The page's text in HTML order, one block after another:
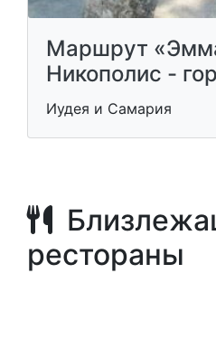
Маршрут
Никополис -
Иудея и Самария
рестораны